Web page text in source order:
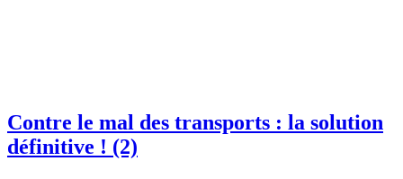
Contre le mal des transports : la solution
définitive ! (2)